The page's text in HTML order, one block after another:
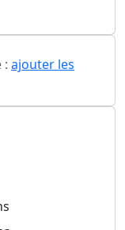
: ajouter les